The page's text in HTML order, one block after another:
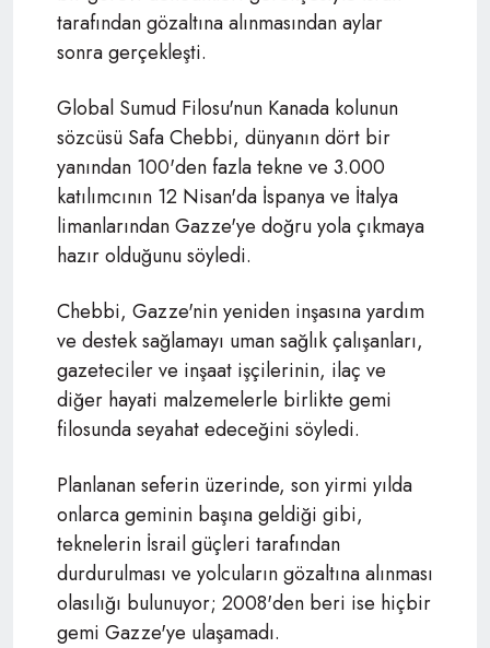
tarafından gözaltına alınmasından aylar
sonra gerçekleşti.
Global Sumud Filosu'nun Kanada kolunun
sözcüsü Safa Chebbi, dünyanın dört bir
yanından 100'den fazla tekne ve 3.000
katılımcının 12 Nisan'da İspanya ve İtalya
limanlarından Gazze'ye doğru yola çıkmaya
hazır olduğunu söyledi.
Chebbi, Gazze'nin yeniden inşasına yardım
ve destek sağlamayı uman sağlık çalışanları,
gazeteciler ve inşaat işçilerinin, ilaç ve
diğer hayati malzemelerle birlikte gemi
filosunda seyahat edeceğini söyledi.
Planlanan seferin üzerinde, son yirmi yılda
onlarca geminin başına geldiği gibi,
teknelerin İsrail güçleri tarafından
durdurulması ve yolcuların gözaltına alınması
olasılığı bulunuyor; 2008'den beri ise hiçbir
gemi Gazze'ye ulaşamadı.